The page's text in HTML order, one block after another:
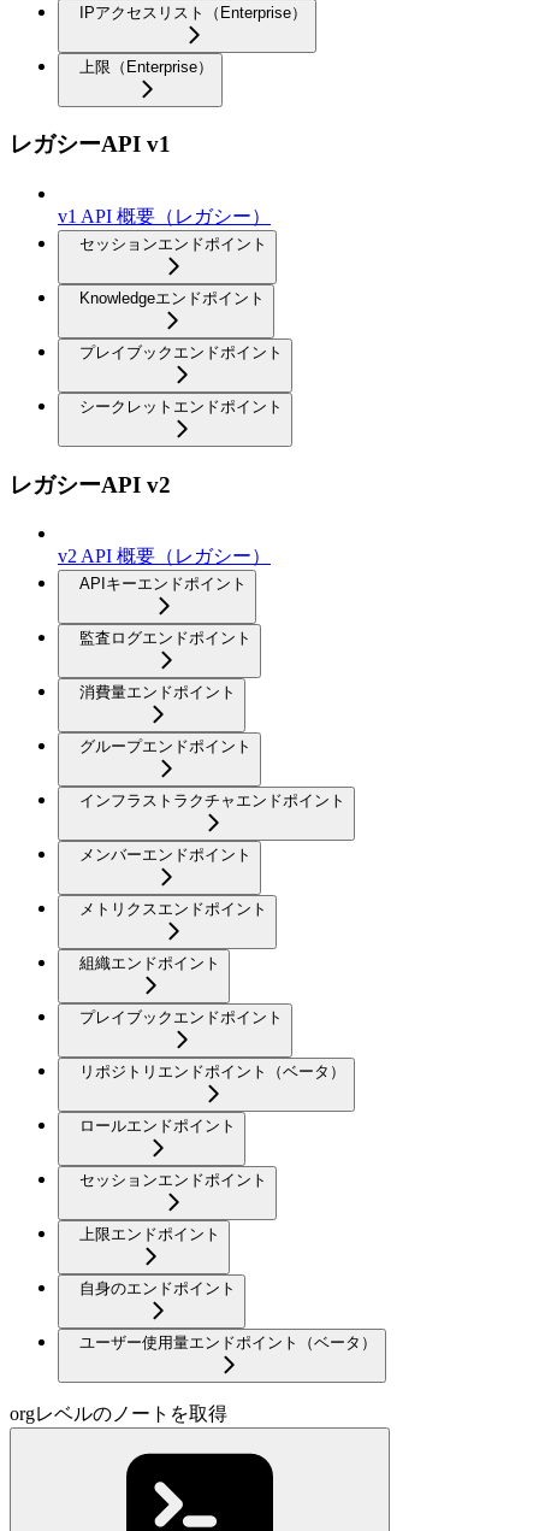
IPアクセスリスト（Enterprise）
上限（Enterprise）
レガシーAPI v1
v1 API 概要（レガシー）
セッションエンドポイント
Knowledgeエンドポイント
プレイブックエンドポイント
シークレットエンドポイント
レガシーAPI v2
v2 API 概要（レガシー）
APIキーエンドポイント
監査ログエンドポイント
消費量エンドポイント
グループエンドポイント
インフラストラクチャエンドポイント
メンバーエンドポイント
メトリクスエンドポイント
組織エンドポイント
プレイブックエンドポイント
リポジトリエンドポイント（ベータ）
ロールエンドポイント
セッションエンドポイント
上限エンドポイント
自身のエンドポイント
ユーザー使用量エンドポイント（ベータ）
orgレベルのノートを取得